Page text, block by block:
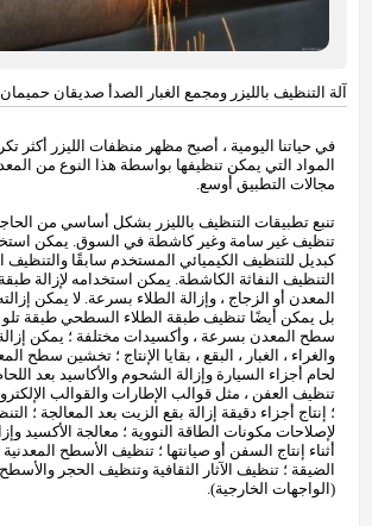
آلة التنظيف بالليزر ومجمع الغبار الصدأ صديقان حميمان
في حياتنا اليومية ، أصبح مظهر منظفات الليزر أكثر
المواد التي يمكن تنظيفها بواسطة هذا النوع من
مجالات التطبيق أوسع.
تنبع تطبيقات التنظيف بالليزر بشكل أساسي من
تنظيف غير سامة وغير كاشطة في السوق. يمكن
كبديل للتنظيف الكيميائي المستخدم سابقًا
التنظيف النفاثة الكاشطة. يمكن استخدامه لإزالة
المعدن أو الزجاج ، وإزالة الطلاء بسرعة. لا يمكن
بل يمكن أيضًا تنظيف طبقة الطلاء السطحي طبقة تلو
سطح المعدن بسرعة ، وأكسيدات مختلفة ؛ يمكن إزالة
والغراء ، الغبار ، البقع ، بقايا الإنتاج ؛ تخشين سطح
لحام أجزاء السيارة وإزالة الشحوم والأكاسيد بعد
تنظيف العفن ، مثل قوالب الإطارات والقوالب
؛ إنتاج أجزاء دقيقة إزالة بقع الزيت بعد المعالجة ؛
لإصلاحات مكونات الطاقة النووية ؛ معالجة الأكسيد
أثناء إنتاج السفن أو صيانتها ؛ تنظيف الأسطح
الضيقة ؛ تنظيف الآثار الثقافية وتنظيف الحجر
(الواجهات الخارجية).